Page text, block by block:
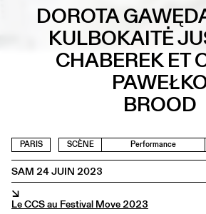
EN
DOROTA
KULBOKAITĖ
CHABEREK ET
BROOD
PARIS SCÈNE Performance
SAM 24 JUIN 2023
↘
Le CCS au Festival Move 2023